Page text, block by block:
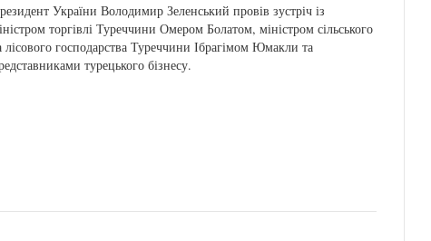
України Володимир Зеленський провів зустріч із
торгівлі Туреччини Омером Болатом, міністром сільського
лісового господарства Туреччини Ібрагімом Юмакли та
турецького бізнесу.